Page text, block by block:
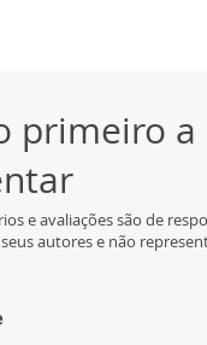
primeiro a
e avaliações são de
autores e não